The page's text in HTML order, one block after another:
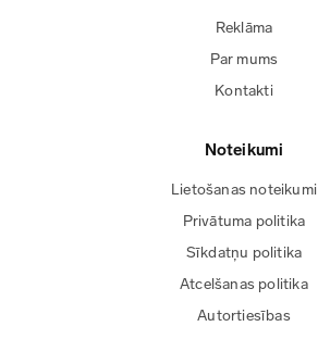
Reklāma
Par mums
Kontakti
Noteikumi
Lietošanas noteikumi
Privātuma politika
Sīkdatņu politika
Atcelšanas politika
Autortiesības